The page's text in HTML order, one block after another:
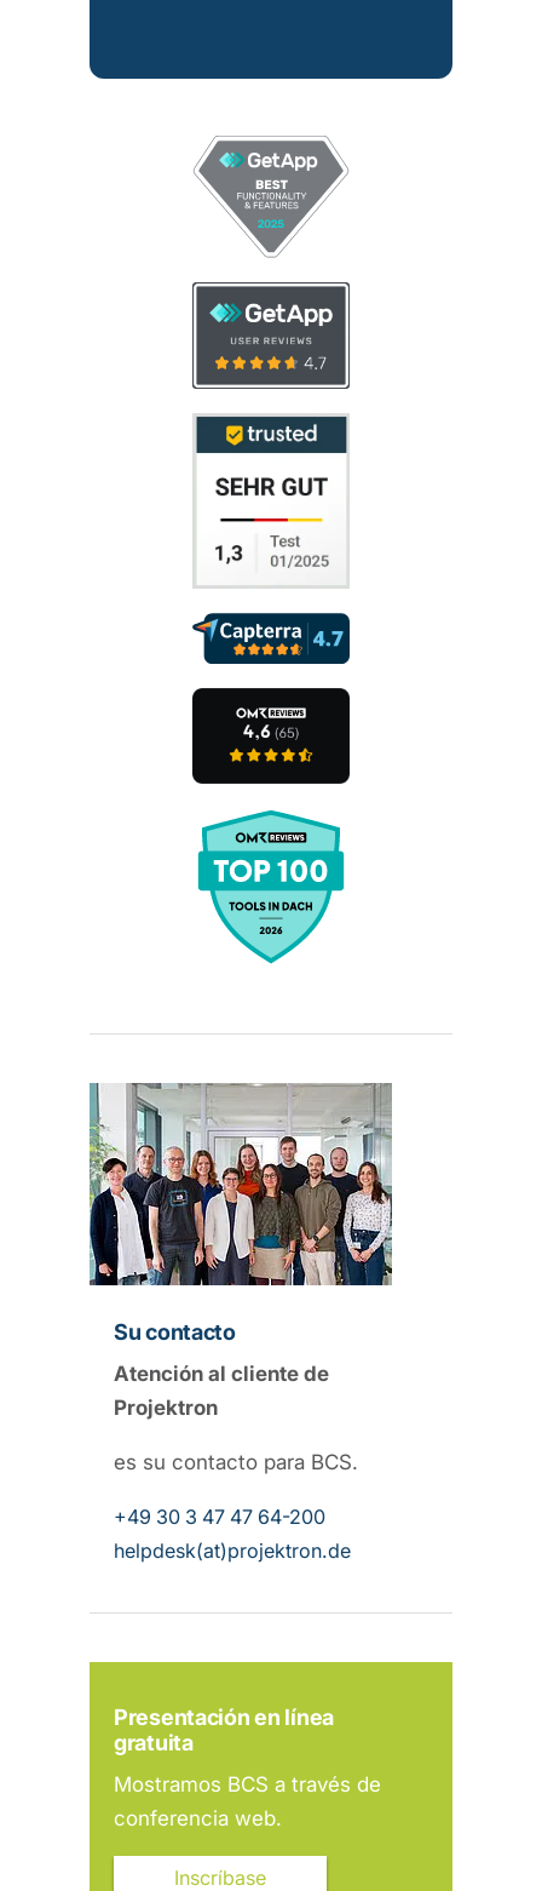
Su contacto
Atención al cliente de
Projektron
es su contacto para BCS.
+49 30 3 47 47 64-200
helpdesk(at)projektron.de
Presentación en línea
gratuita
Mostramos BCS a través de
conferencia web.
Inscríbase